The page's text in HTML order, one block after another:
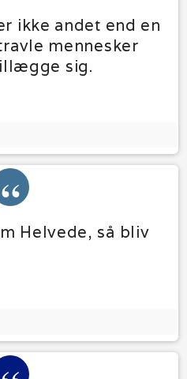
ikke andet end en
mennesker
sig.
Helvede, så bliv